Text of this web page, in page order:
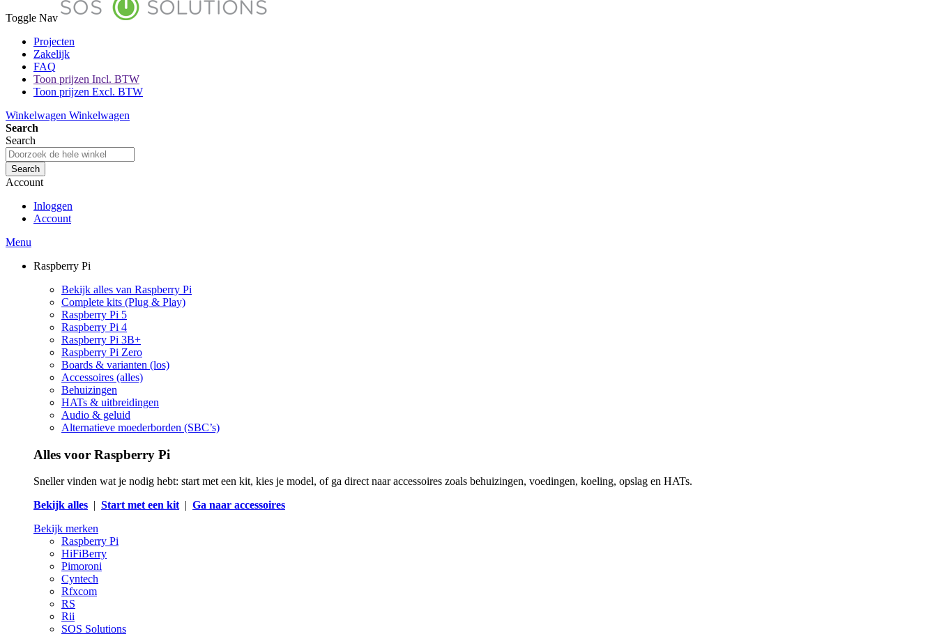
Toggle Nav
Projecten
Zakelijk
FAQ
Toon prijzen Incl. BTW
Toon prijzen Excl. BTW
Winkelwagen Winkelwagen
Search
Search
Search
Account
Inloggen
Account
Menu
Raspberry Pi
Bekijk alles van Raspberry Pi
Complete kits (Plug & Play)
Raspberry Pi 5
Raspberry Pi 4
Raspberry Pi 3B+
Raspberry Pi Zero
Boards & varianten (los)
Accessoires (alles)
Behuizingen
HATs & uitbreidingen
Audio & geluid
Alternatieve moederborden (SBC’s)
Alles voor Raspberry Pi
Sneller vinden wat je nodig hebt: start met een kit, kies je model, of ga direct naar accessoires zoals behuizingen, voedingen, koeling, opslag en HATs.
Bekijk alles | Start met een kit| Ga naar accessoires
Bekijk merken
Raspberry Pi
HiFiBerry
Pimoroni
Cyntech
Rfxcom
RS
Rii
SOS Solutions